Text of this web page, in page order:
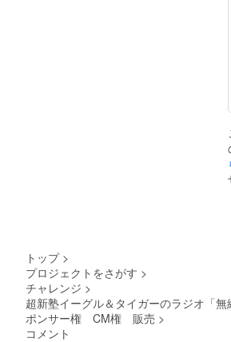
トップ >
プロジェクトをさがす >
チャレンジ >
超新塾イーグル＆タイガーのラジオ「
ポンサー権 CM権 販売 >
コメント